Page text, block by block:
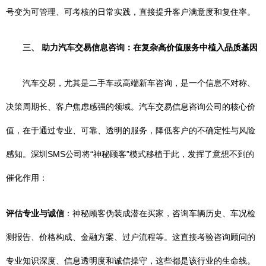
号变为可管理、可考核的日常实践，直接提升客户满意度和复住率。
三、 助力汽车交易信息咨询：在复杂高价值服务中植入品质基因
汽车交易，尤其是二手车或高端新车咨询，是一个信息不对称、
决策周期长、客户焦虑感强的领域。汽车交易信息咨询公司的核心价
值，在于通过专业、可靠、透明的服务，降低客户的不确定性与风险
感知。深圳SMS公司将“神秘顾客”模式移植于此，发挥了意想不到的
催化作用：
评估专业与诚信：神秘顾客伪装成潜在买家，咨询车辆历史、车况检
测报告、价格构成、金融方案、过户流程等。这直接考验咨询顾问的
专业知识深度、信息透明度和诚信操守，这些都是该行业的生命线。